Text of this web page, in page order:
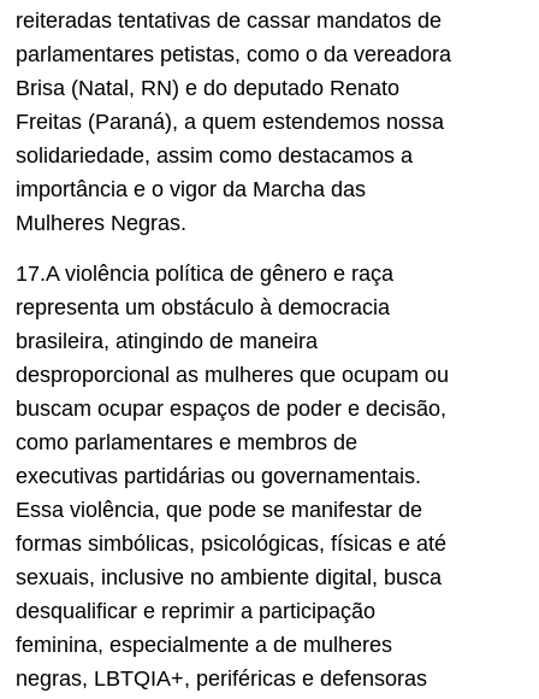
reiteradas tentativas de cassar mandatos de
parlamentares petistas, como o da vereadora
Brisa (Natal, RN) e do deputado Renato
Freitas (Paraná), a quem estendemos nossa
solidariedade, assim como destacamos a
importância e o vigor da Marcha das
Mulheres Negras.
17.A violência política de gênero e raça
representa um obstáculo à democracia
brasileira, atingindo de maneira
desproporcional as mulheres que ocupam ou
buscam ocupar espaços de poder e decisão,
como parlamentares e membros de
executivas partidárias ou governamentais.
Essa violência, que pode se manifestar de
formas simbólicas, psicológicas, físicas e até
sexuais, inclusive no ambiente digital, busca
desqualificar e reprimir a participação
feminina, especialmente a de mulheres
negras, LBTQIA+, periféricas e defensoras